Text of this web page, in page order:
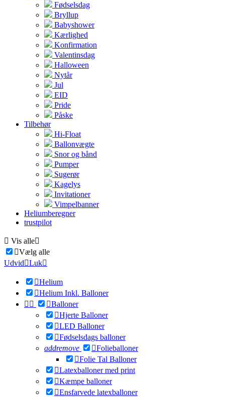
Fødselsdag
Bryllup
Babyshower
Kærlighed
Konfirmation
Valentinsdag
Halloween
Nytår
Jul
EID
Pride
Påske
Tilbehør
Hi-Float
Ballonvægte
Snor og bånd
Pumper
Sugerør
Kagelys
Invitationer
Vimpelbanner
Heliumberegner
trustpilot
 Vis alle
Vælg alle
UdvidLuk
Helium
Helium Inkl. Balloner
  Balloner
Hjerte Balloner
LED Balloner
Fødselsdags balloner
addremove Folieballoner
Folie Tal Balloner
Latexballoner med print
Kæmpe balloner
Ensfarvede latexballoner